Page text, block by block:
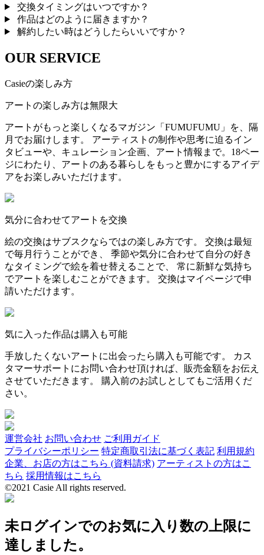
交換タイミングはいつですか？
作品はどのように届きますか？
解約したい時はどうしたらいいですか？
OUR SERVICE
Casieの楽しみ方
アートの楽しみ方は無限大
アートがもっと楽しくなるマガジン「FUMUFUMU」を、隔
月でお届けします。 アーティストの制作や思考に迫るイン
タビューや、キュレーション企画、アート情報まで。18ペー
ジにわたり、アートのある暮らしをもっと豊かにするアイデ
アをお楽しみいただけます。
気分に合わせてアートを交換
絵の交換はサブスクならではの楽しみ方です。 交換は最短
で毎月行うことができ、 季節や気分に合わせて自分の好き
なタイミングで絵を着せ替えることで、 常に新鮮な気持ち
でアートを楽しむことができます。 交換はマイページで申
請いただけます。
気に入った作品は購入も可能
手放したくないアートに出会ったら購入も可能です。 カス
タマーサポートにお問い合わせ頂ければ、販売金額をお伝え
させていただきます。 購入前のお試しとしてもご活用くだ
さい。
運営会社 お問い合わせ ご利用ガイド
プライバシーポリシー 特定商取引法に基づく表記 利用規約
企業、お店の方はこちら (資料請求) アーティストの方はこ
ちら 採用情報はこちら
©2021 Casie All rights reserved.
未ログインでのお気に入り数の上限に
達しました。